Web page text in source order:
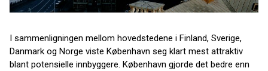
I sammenligningen mellom hovedstedene i Finland, Sverige,
Danmark og Norge viste København seg klart mest attraktiv
blant potensielle innbyggere. København gjorde det bedre enn